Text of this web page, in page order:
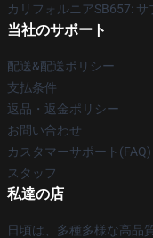
カリフォルニアSB657:
当社のサポート
配送&配送ポリシー
支払条件
返品・返金ポリシー
お問い合わせ
カスタマーサポート(FAQ)
スタッフ
私達の店
日頃は、多種多様な高品